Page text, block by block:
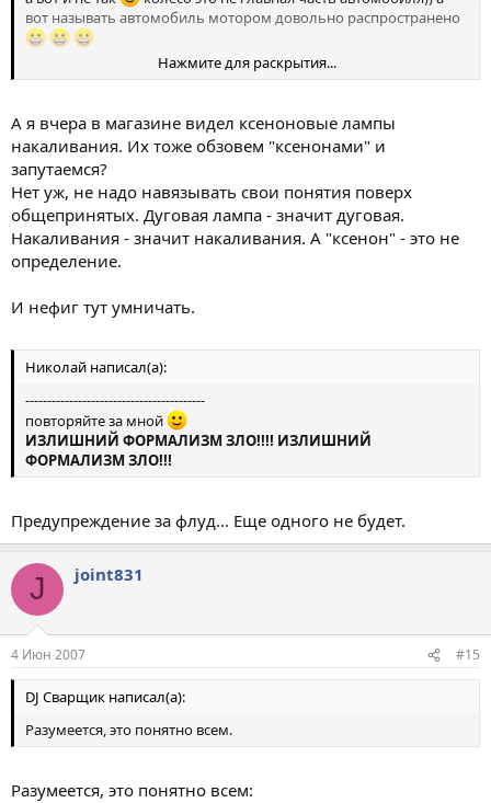
вот называть автомобиль мотором довольно распространено
Тут вроде как не хим.форум, верно? и думаю тут всем понятно
нормальное сокращение.
я лишь написал что ксеноном (ксеноновой лампой) можно
называть не все подряд, а только наполненую ксеноном
газоразрядную лампу.
Нажмите для раскрытия...
А я вчера в магазине видел ксеноновые лампы
накаливания. Их тоже обзовем "ксенонами" и
запутаемся?
Нет уж, не надо навязывать свои понятия поверх
общепринятых. Дуговая лампа - значит дуговая.
Накаливания - значит накаливания. А "ксенон" - это не
определение.
И нефиг тут умничать.
Николай написал(а):
-----------------------------------------
повторяйте за мной
ИЗЛИШНИЙ ФОРМАЛИЗМ ЗЛО!!!! ИЗЛИШНИЙ
ФОРМАЛИЗМ ЗЛО!!!
Предупреждение за флуд... Еще одного не будет.
J joint831
4 Июн 2007 #15
DJ Сварщик написал(а):
Разумеется, это понятно всем.
Разумеется, это понятно всем: